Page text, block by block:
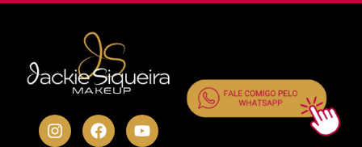
I
n
F
a
Y
o
P
i
E
n
L
i